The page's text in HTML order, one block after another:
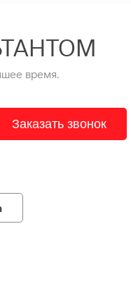
время.
Заказать звонок